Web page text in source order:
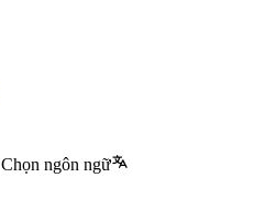
Chọn ngôn ngữ